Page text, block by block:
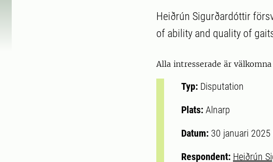
Heiðrún Sigurðardóttir
of ability and quality of
Alla intresserade är
Typ: Disputation
Plats: Alnarp
Datum: 30 januari 2025
Respondent: Heiðrún